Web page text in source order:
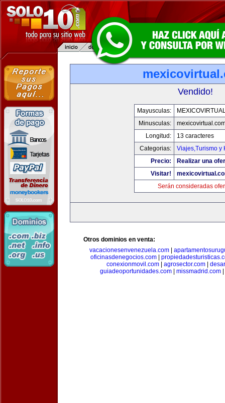
Vendido!
Mayusculas:
Minusculas:
Longitud:
13 caracteres
Categorias:
Viajes,Turismo y
Precio:
Realizar una
Visitar!
Serán consideradas
Otros dominios en venta:
vacacionesenvenezuela.com|
oficinasdenegocios.com
conexionmovil.com
agrosector.com
guiadeoportunidades.com| missmadrid.com|